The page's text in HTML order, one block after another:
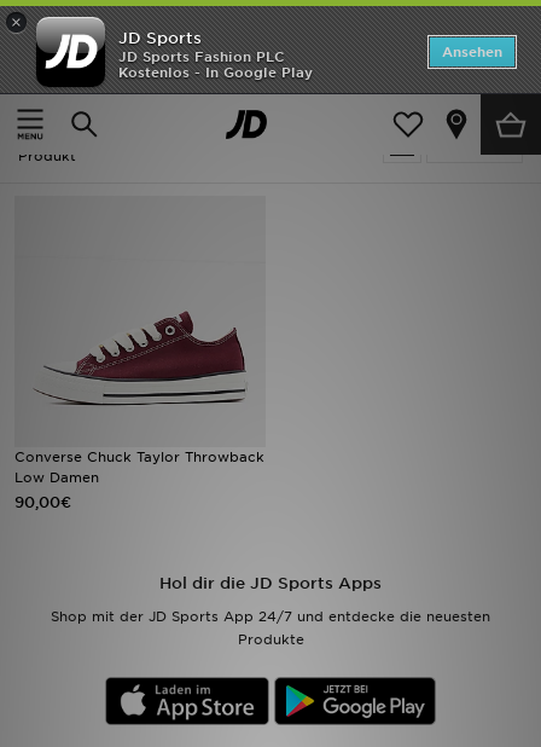
×
JD Sports
JD Sports Fashion PLC
Kostenlos - In Google Play
Ansehen
Home
Rot Converse Sportschuhe
Verfeinern
Rot Converse Sportschuhe
Produkt
Converse Chuck Taylor Throwback
Low Damen
90,00€
Hol dir die JD Sports Apps
Shop mit der JD Sports App 24/7 und entdecke die neuesten
Produkte
ANGEBOTE
Neuheiten
Herren
Marken
Sport
Hilfe & Kontakt